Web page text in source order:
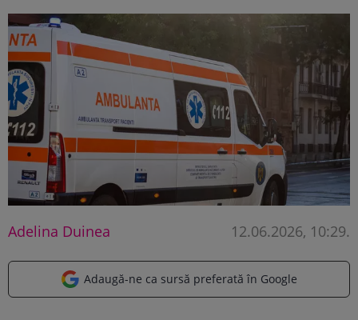
Adelina Duinea 12.06.2026, 10:29.
Adaugă-ne ca sursă preferată în Google